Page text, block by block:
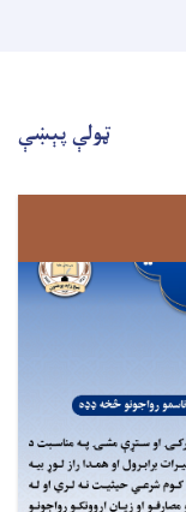
ټولې پېښې